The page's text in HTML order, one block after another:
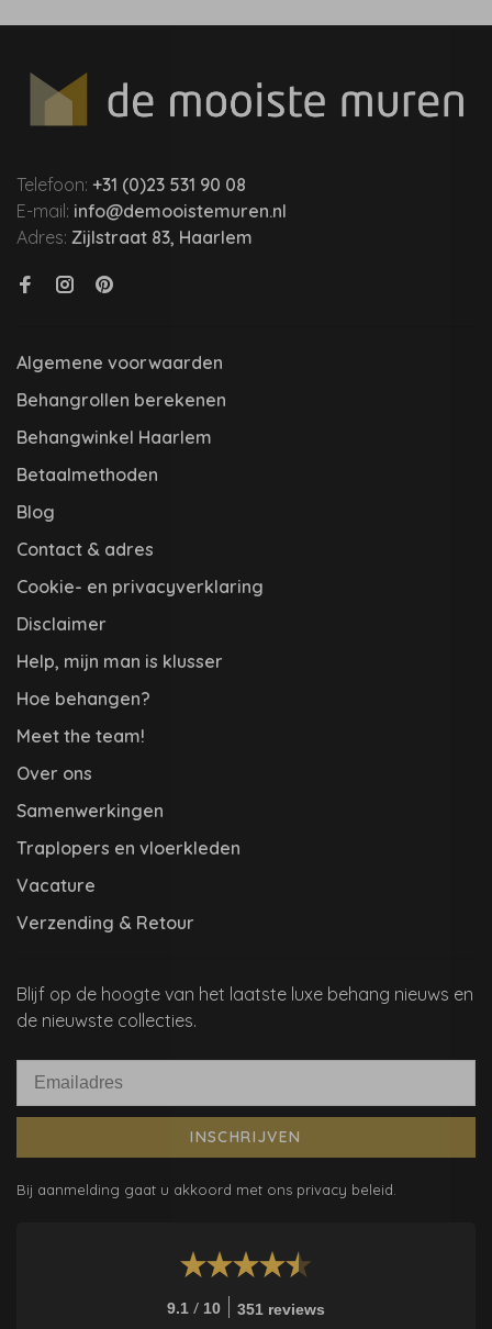
Telefoon: +31 (0)23 531 90 08
E-mail: info@demooistemuren.nl
Adres: Zijlstraat 83, Haarlem
Algemene voorwaarden
Behangrollen berekenen
Behangwinkel Haarlem
Betaalmethoden
Blog
Contact & adres
Cookie- en privacyverklaring
Disclaimer
Help, mijn man is klusser
Hoe behangen?
Meet the team!
Over ons
Samenwerkingen
Traplopers en vloerkleden
Vacature
Verzending & Retour
Blijf op de hoogte van het laatste luxe behang nieuws en
de nieuwste collecties.
INSCHRIJVEN
Bij aanmelding gaat u akkoord met ons privacy beleid.
9.1 / 10 351 reviews